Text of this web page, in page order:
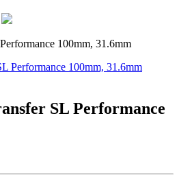
100mm, 31.6mm
SL Performance